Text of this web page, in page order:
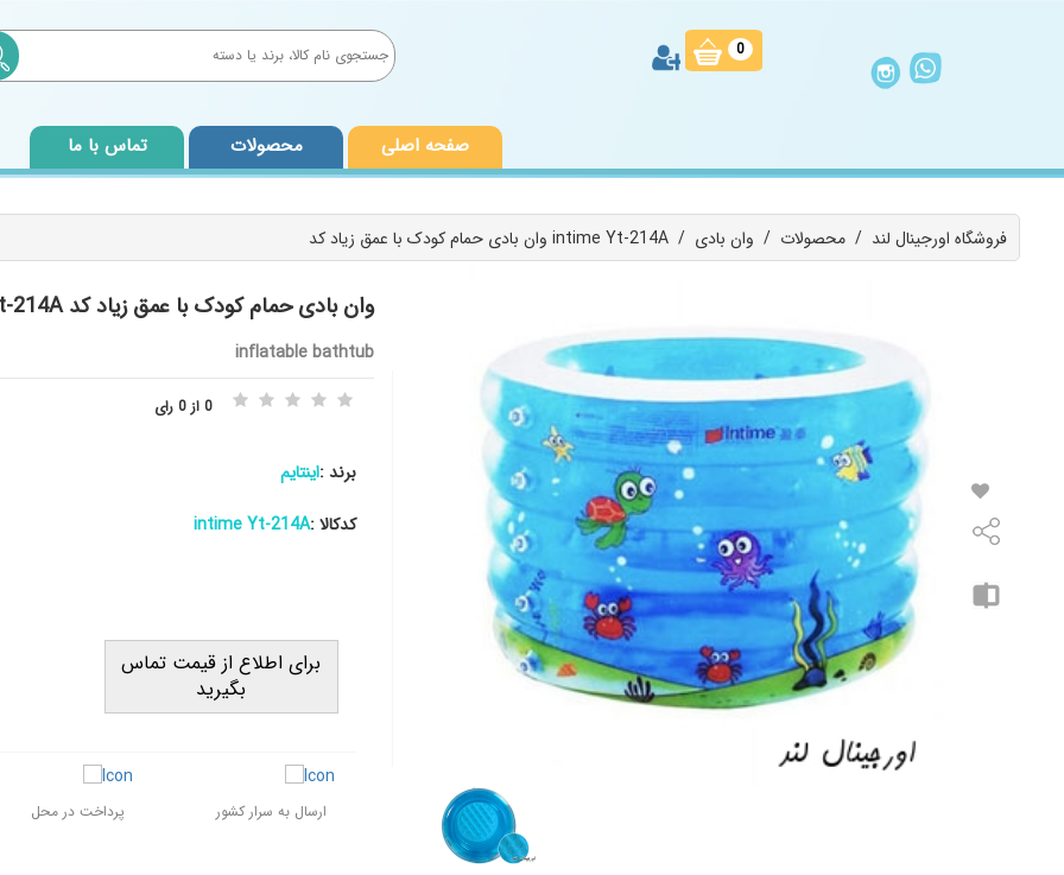
0
صفحه اصلی محصولات تماس با ما
فروشگاه اورجینال لند / محصولات / وان بادی / وان بادی حمام کودک با عمق زیاد کد intime Yt-214A
وان بادی حمام کودک با عمق زیاد کد intime Yt-214A
inflatable bathtub
0 از 0 رای
برند :اینتایم
کدکالا :intime Yt-214A
برای اطلاع از قیمت تماس
بگیرید
ارسال به سرار کشور پرداخت در محل